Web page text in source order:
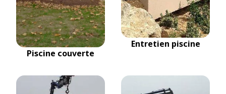
Piscine couverte
Entretien piscine